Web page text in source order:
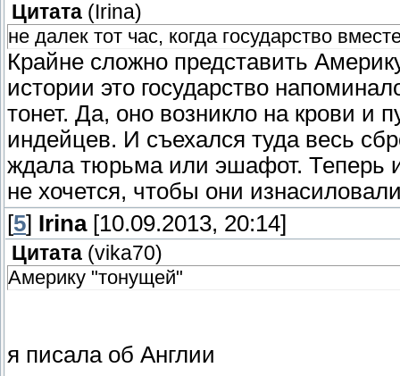
Цитата ( Irina)
не далек тот час, когда государство
Крайне сложно представить
истории это государство
тонет. Да, оно возникло на крови и
индейцев. И съехался туда весь
ждала тюрьма или эшафот. Теперь
не хочется, чтобы они
[5] Irina[10.09.2013, 20:14]
Цитата (vika70)
Америку "тонущей"
я писала об Англии